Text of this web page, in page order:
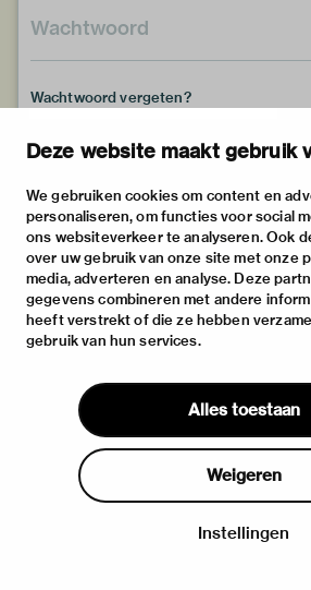
Deze website maakt gebruik
We gebruiken cookies om content en
personaliseren, om functies voor social
ons websiteverkeer te analyseren. Ook
over uw gebruik van onze site met onze
media, adverteren en analyse. Deze
gegevens combineren met andere
heeft verstrekt of die ze hebben
gebruik van hun services.
Alles toestaan
Weigeren
Instellingen
Wachtwoord vergeten?